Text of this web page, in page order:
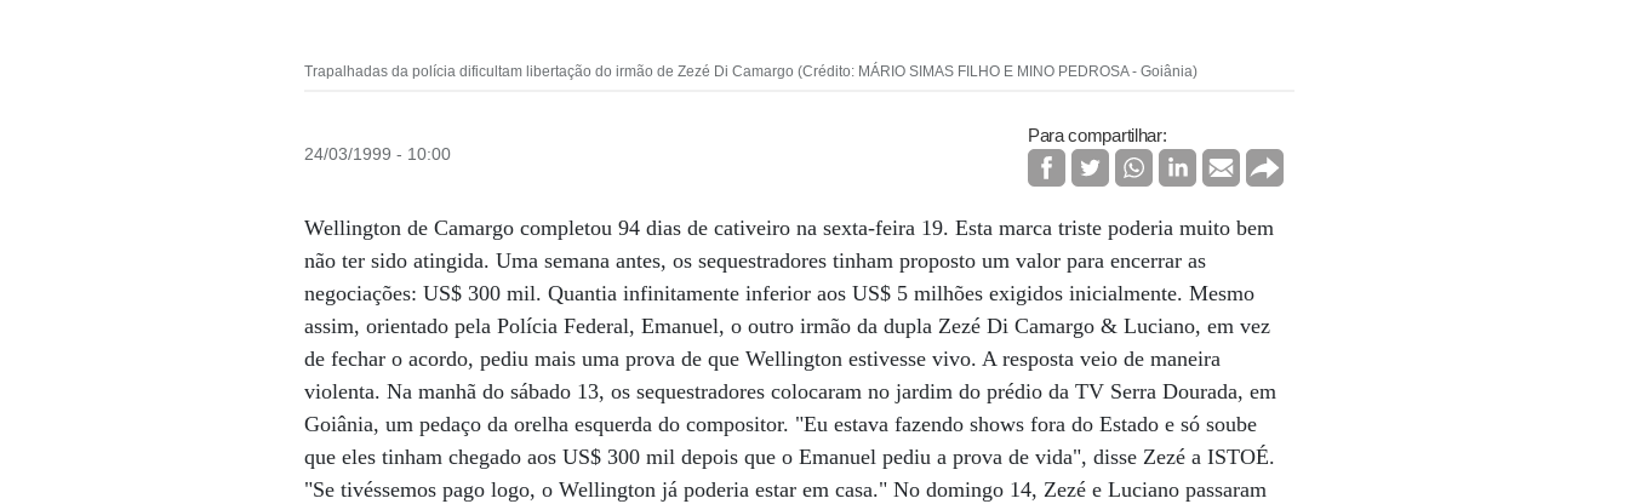
Trapalhadas da polícia dificultam libertação do irmão de Zezé Di Camargo (Crédito: MÁRIO SIMAS FILHO E MINO PEDROSA - Goiânia)
24/03/1999 - 10:00
Para compartilhar:
Wellington de Camargo completou 94 dias de cativeiro na sexta-feira 19. Esta marca triste poderia muito bem
não ter sido atingida. Uma semana antes, os sequestradores tinham proposto um valor para encerrar as
negociações: US$ 300 mil. Quantia infinitamente inferior aos US$ 5 milhões exigidos inicialmente. Mesmo
assim, orientado pela Polícia Federal, Emanuel, o outro irmão da dupla Zezé Di Camargo & Luciano, em vez
de fechar o acordo, pediu mais uma prova de que Wellington estivesse vivo. A resposta veio de maneira
violenta. Na manhã do sábado 13, os sequestradores colocaram no jardim do prédio da TV Serra Dourada, em
Goiânia, um pedaço da orelha esquerda do compositor. "Eu estava fazendo shows fora do Estado e só soube
que eles tinham chegado aos US$ 300 mil depois que o Emanuel pediu a prova de vida", disse Zezé a ISTOÉ.
"Se tivéssemos pago logo, o Wellington já poderia estar em casa." No domingo 14, Zezé e Luciano passaram